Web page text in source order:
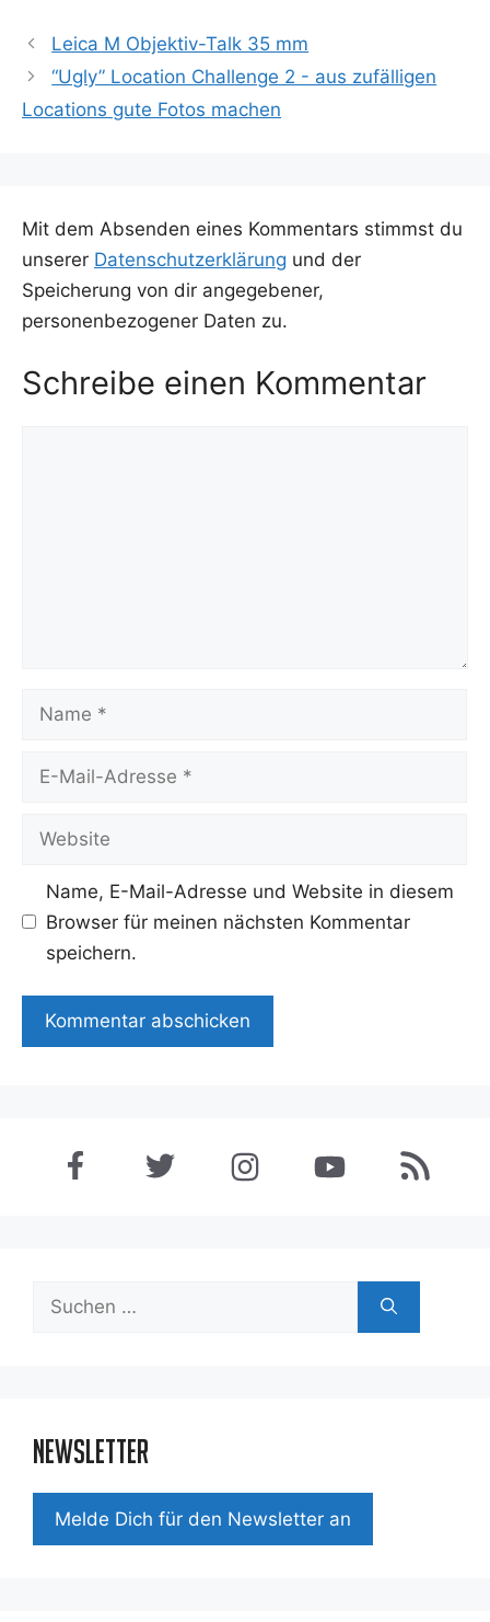
Leica M Objektiv-Talk 35 mm
“Ugly” Location Challenge 2 - aus zufälligen
Locations gute Fotos machen
Mit dem Absenden eines Kommentars stimmst du
unserer Datenschutzerklärung und der
Speicherung von dir angegebener,
personenbezogener Daten zu.
Schreibe einen Kommentar
Name
Adresse
Website
Name, E-Mail-Adresse und Website in diesem
Browser für meinen nächsten Kommentar
speichern.
Suchen
Newsletter
Mel­de Dich für den News­let­ter an